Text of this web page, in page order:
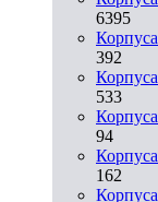
6395
392
533
94
162